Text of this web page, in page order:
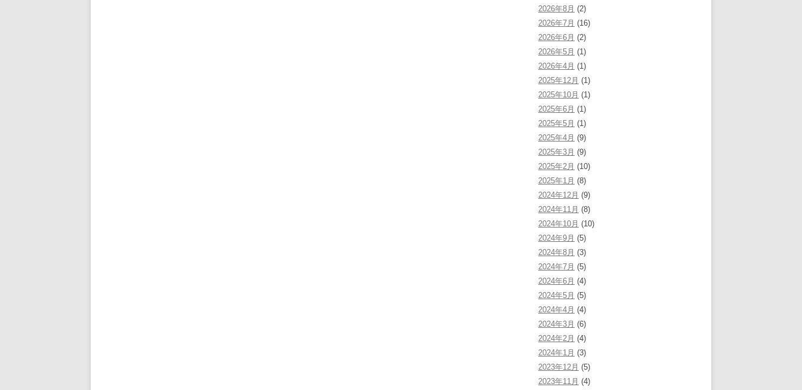
2026年8月 (2)
2026年7月 (16)
2026年6月 (2)
2026年5月 (1)
2026年4月 (1)
2025年12月 (1)
2025年10月 (1)
2025年6月 (1)
2025年5月 (1)
2025年4月 (9)
2025年3月 (9)
2025年2月 (10)
2025年1月 (8)
2024年12月 (9)
2024年11月 (8)
2024年10月 (10)
2024年9月 (5)
2024年8月 (3)
2024年7月 (5)
2024年6月 (4)
2024年5月 (5)
2024年4月 (4)
2024年3月 (6)
2024年2月 (4)
2024年1月 (3)
2023年12月 (5)
2023年11月 (4)